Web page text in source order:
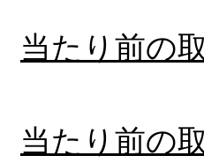
当たり前の
当たり前の